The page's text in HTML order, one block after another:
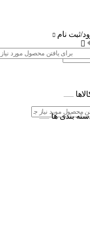
ثبت نام
بندی ها